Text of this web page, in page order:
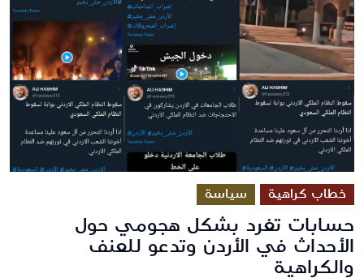
خطاب كراهية سياسة
حسابات تغرد بشكل هجومي حول
الأحداث في الأردن وتدعو للعنف
والكراهية